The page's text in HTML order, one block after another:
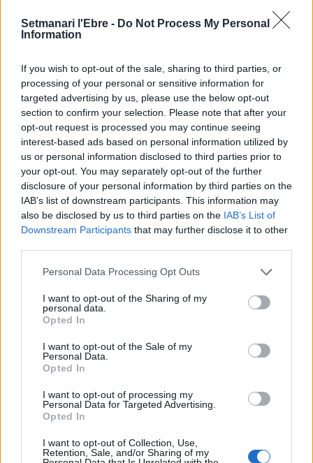
Setmanari l'Ebre - Do Not Process My Personal
Information
If you wish to opt-out of the sale, sharing to third parties, or
processing of your personal or sensitive information for
targeted advertising by us, please use the below opt-out
section to confirm your selection. Please note that after your
opt-out request is processed you may continue seeing
interest-based ads based on personal information utilized by
us or personal information disclosed to third parties prior to
your opt-out. You may separately opt-out of the further
disclosure of your personal information by third parties on the
IAB’s list of downstream participants. This information may
also be disclosed by us to third parties on the IAB’s List of
Downstream Participants that may further disclose it to other
Personal Data Processing Opt Outs
I want to opt-out of the Sharing of my
personal data.
Opted In
I want to opt-out of the Sale of my
Personal Data.
Opted In
I want to opt-out of processing my
Personal Data for Targeted Advertising.
Opted In
I want to opt-out of Collection, Use,
Retention, Sale, and/or Sharing of my
Els vestits de paper guanyen força
31 de juliol de 2026
“L’eclipsi serà una oportunitat també
per a gaudir de les Festes Majors
d’Amposta”
31 de juliol de 2026
Blaumut lidera el cartell musical de les
Festes
31 de juliol de 2026
Caçadors de subvencions
Carrega més